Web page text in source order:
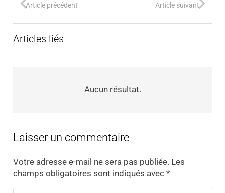
Article précédent Article suivant
Articles liés
Aucun résultat.
Laisser un commentaire
Votre adresse e-mail ne sera pas publiée. Les
champs obligatoires sont indiqués avec *